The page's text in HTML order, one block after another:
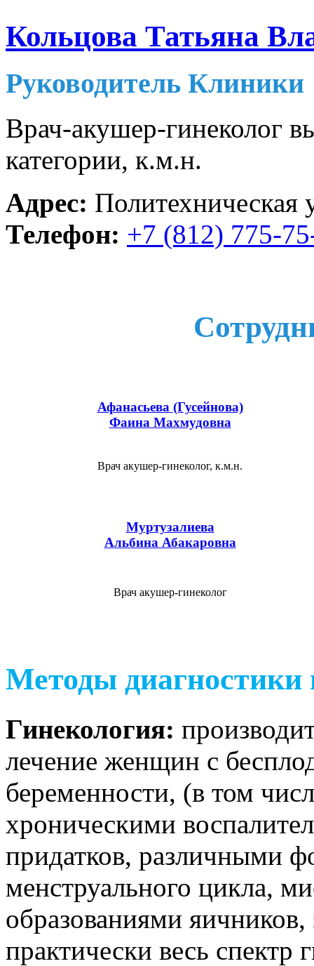
Кольцова Татьяна
Руководитель Клиники
Врач-акушер-гинеколог
категории, к.м.н.
Адрес: Политехническая
Телефон: +7 (812) 775-
Афанасьева (Гусейнова)
Фаина Махмудовна
Врач акушер-гинеколог, к.м.н.
Муртузалиева
Альбина Абакаровна
Врач акушер-гинеколог
Методы диагностики
Гинекология:
лечение женщин с
беременности, (в том
хроническими
придатков, различными
менструального цикла,
образованиями
практически весь спектр